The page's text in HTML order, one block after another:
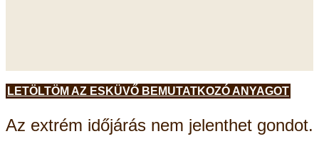
LETÖLTÖM AZ ESKÜVŐ BEMUTATKOZÓ ANYAGOT
Az extrém időjárás nem jelenthet gondot.